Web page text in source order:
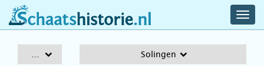
schaatshistorie.nl
Solingen